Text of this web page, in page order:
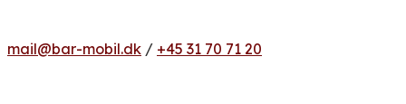
mail@bar-mobil.dk / +45 31 70 71 20